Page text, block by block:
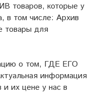
товаров, которые у
в том числе: Архив
товары для
о том, ГДЕ ЕГО
информация
их цене у нас в